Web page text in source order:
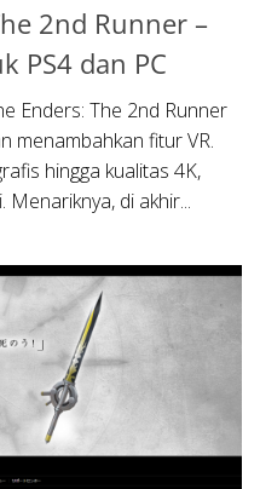
2nd Runner –
PS4 dan PC
Enders: The 2nd Runner
menambahkan fitur VR.
hingga kualitas 4K,
di akhir...